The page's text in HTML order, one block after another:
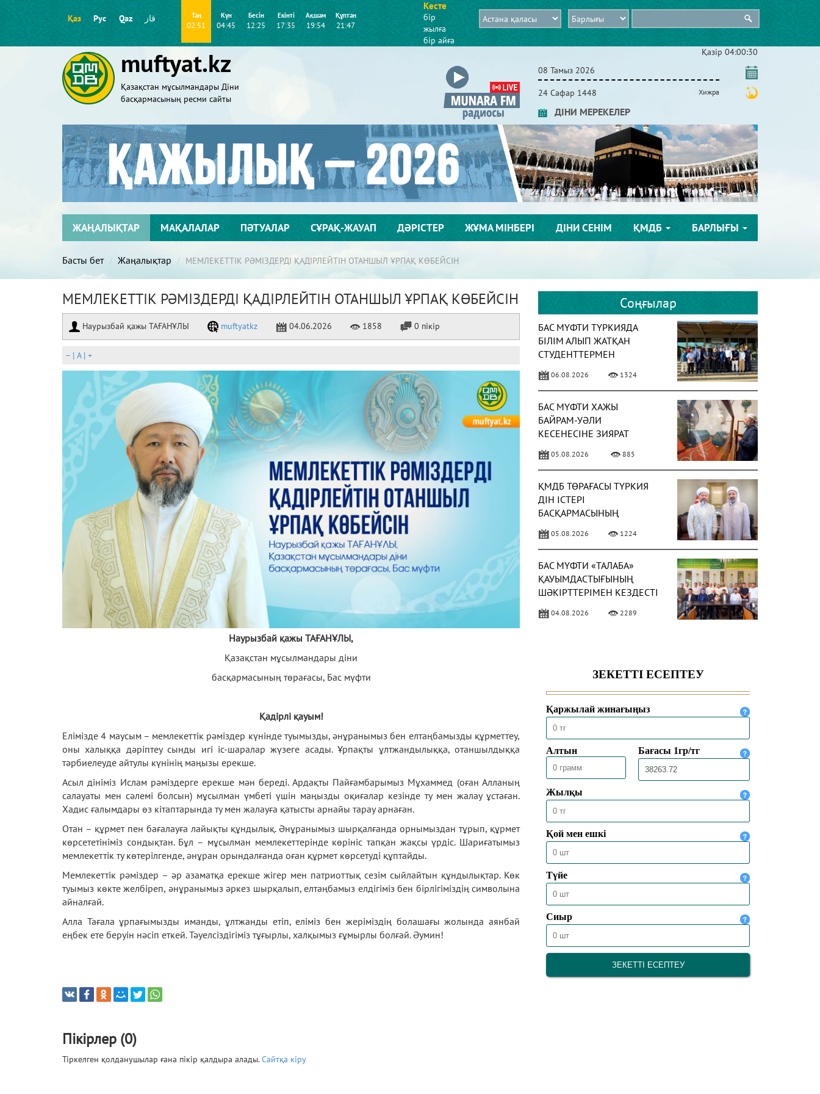
Қаз Рус Qaz قاز Таң
02:51
Күн
04:45
Бесін
12:25
Екінті
17:35
Ақшам
19:54
Құптан
21:47
Кесте
бір
жылға
бір айға
muftyat.kz
Қазақстан мұсылмандары Діни
басқармасының ресми сайты
Қазір 04:00:30
08 Тамыз 2026
24 Сафар 1448 Хижра
ДІНИ МЕРЕКЕЛЕР
ЖАҢАЛЫҚТАР МАҚАЛАЛАР ПӘТУАЛАР СҰРАҚ-ЖАУАП ДӘРІСТЕР ЖҰМА МІНБЕРІ ДІНИ СЕНІМ ҚМДБ БАРЛЫҒЫ
Басты бет Жаңалықтар МЕМЛЕКЕТТІК РӘМІЗДЕРДІ ҚАДІРЛЕЙТІН ОТАНШЫЛ ҰРПАҚ КӨБЕЙСІН
МЕМЛЕКЕТТІК РӘМІЗДЕРДІ ҚАДІРЛЕЙТІН ОТАНШЫЛ ҰРПАҚ КӨБЕЙСІН
Наурызбай қажы ТАҒАНҰЛЫ muftyatkz 04.06.2026 1858 0 пікір
– | A| +
Наурызбай қажы ТАҒАНҰЛЫ,
Қазақстан мұсылмандары діни
басқармасының төрағасы, Бас мүфти
Қадірлі қауым!
Елімізде 4 маусым – мемлекеттік рәміздер күнінде туымызды, әнұранымыз бен елтаңбамызды құрметтеу,
оны халыққа дәріптеу сынды игі іс-шаралар жүзеге асады. Ұрпақты ұлтжандылыққа, отаншылдыққа
тәрбиелеуде айтулы күнінің маңызы ерекше.
Асыл дініміз Ислам рәміздерге ерекше мән береді. Ардақты Пайғамбарымыз Мұхаммед (оған Алланың
салауаты мен сәлемі болсын) мұсылман үмбеті үшін маңызды оқиғалар кезінде ту мен жалау ұстаған.
Хадис ғалымдары өз кітаптарында ту мен жалауға қатысты арнайы тарау арнаған.
Отан – құрмет пен бағалауға лайықты құндылық. Әнұранымыз шырқалғанда орнымыздан тұрып, құрмет
көрсететініміз сондықтан. Бұл – мұсылман мемлекеттерінде көрініс тапқан жақсы үрдіс. Шариғатымыз
мемлекеттік ту көтерілгенде, әнұран орындалғанда оған құрмет көрсетуді құптайды.
Мемлекеттік рәміздер – әр азаматқа ерекше жігер мен патриоттық сезім сыйлайтын құндылықтар. Көк
туымыз көкте желбіреп, әнұранымыз әркез шырқалып, елтаңбамыз елдігіміз бен бірлігіміздің символына
айналғай.
Алла Тағала ұрпағымызды иманды, ұлтжанды етіп, еліміз бен жеріміздің болашағы жолында аянбай
еңбек ете беруін нәсіп еткей. Тәуелсіздігіміз тұғырлы, халқымыз ғұмырлы болғай. Әумин!
Пікірлер (0)
Тіркелген қолданушылар ғана пікір қалдыра алады.Сайтқа кіру
Соңғылар
БАС МҮФТИ ТҮРКИЯДА
БІЛІМ АЛЫП ЖАТҚАН
СТУДЕНТТЕРМЕН
06.08.2026 1324
БАС МҮФТИ ХАЖЫ
БАЙРАМ-УӘЛИ
КЕСЕНЕСІНЕ ЗИЯРАТ
05.08.2026 885
ҚМДБ ТӨРАҒАСЫ ТҮРКИЯ
ДІН ІСТЕРІ
БАСҚАРМАСЫНЫҢ
05.08.2026 1224
БАС МҮФТИ «ТАЛАБА»
ҚАУЫМДАСТЫҒЫНЫҢ
ШӘКІРТТЕРІМЕН КЕЗДЕСТІ
04.08.2026 2289
ТҮРКИЯДАҒЫ ТӨТЕНШЕ
ЕЛШІСІМЕН КЕЗДЕСТІ
04.08.2026 1994
БАС МҮФТИ ТӨРАЛҚА
МӘЖІЛІСІН ӨТКІЗДІ
31.07.2026